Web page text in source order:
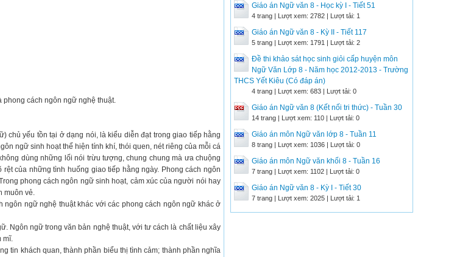
phong cách ngôn ngữ nghệ thuật.
chủ yếu tồn tại ở dạng nói, là kiểu diễn đạt trong giao tiếp hằng
ngữ sinh hoạt thể hiện tính khí, thói quen, nét riêng của mỗi cá
dùng những lối nói trừu tượng, chung chung mà ưa chuộng
của những tình huống giao tiếp hằng ngày. Phong cách ngôn
phong cách ngôn ngữ sinh hoạt, cảm xúc của người nói hay
muôn vẻ.
ngữ nghệ thuật khác với các phong cách ngôn ngữ khác ở
Ngôn ngữ trong văn bản nghệ thuật, với tư cách là chất liệu xây
mĩ.
tin khách quan, thành phần biểu thị tình cảm; thành phần nghĩa
Giáo án Ngữ văn 8 - Học kỳ I - Tiết 51
4 trang | Lượt xem: 2782 | Lượt tải: 1
Giáo án Ngữ văn 8 - Kỳ II - Tiết 117
5 trang | Lượt xem: 1791 | Lượt tải: 2
Đề thi khảo sát học sinh giỏi cấp huyện môn
Ngữ Văn Lớp 8 - Năm học 2012-2013 - Trường
THCS Yết Kiêu (Có đáp án)
4 trang | Lượt xem: 683 | Lượt tải: 0
Giáo án Ngữ văn 8 (Kết nối tri thức) - Tuần 30
14 trang | Lượt xem: 110 | Lượt tải: 0
Giáo án môn Ngữ văn lớp 8 - Tuần 11
8 trang | Lượt xem: 1036 | Lượt tải: 0
Giáo án môn Ngữ văn khối 8 - Tuần 16
7 trang | Lượt xem: 1102 | Lượt tải: 0
Giáo án Ngữ văn 8 - Kỳ I - Tiết 30
7 trang | Lượt xem: 2025 | Lượt tải: 1